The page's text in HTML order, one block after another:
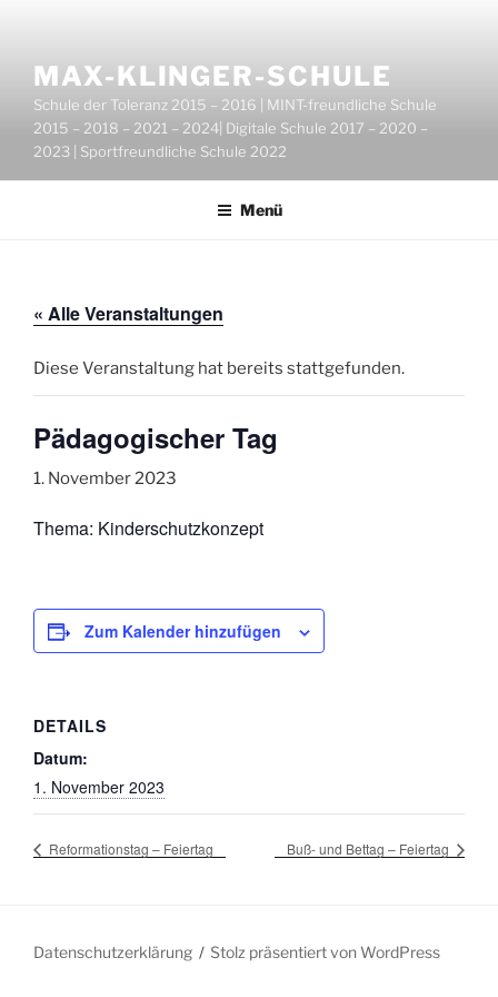
springenMAX-KLINGER-SCHULE
Schule der Toleranz 2015 – 2016 | MINT-freundliche Schule
2015 – 2018 – 2021 – 2024| Digitale Schule 2017 – 2020 –
2023 | Sportfreundliche Schule 2022
Menü
« Alle Veranstaltungen
Diese Veranstaltung hat bereits stattgefunden.
Pädagogischer Tag
1. November 2023
Thema: Kinderschutzkonzept
Zum Kalender hinzufügen
DETAILS
Datum:
1. November 2023
Reformationstag – Feiertag Buß- und Bettag – Feiertag
Datenschutzerklärung Stolz präsentiert von WordPress